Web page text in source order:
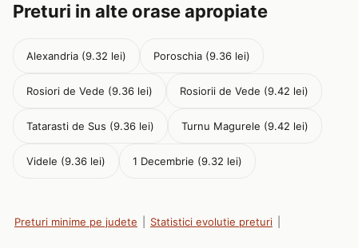
Preturi in alte orase apropiate
Alexandria (9.32 lei) Poroschia (9.36 lei)
Rosiori de Vede (9.36 lei) Rosiorii de Vede (9.42 lei)
Tatarasti de Sus (9.36 lei) Turnu Magurele (9.42 lei)
Videle (9.36 lei) 1 Decembrie (9.32 lei)
Preturi minime pe judete Statistici evolutie preturi